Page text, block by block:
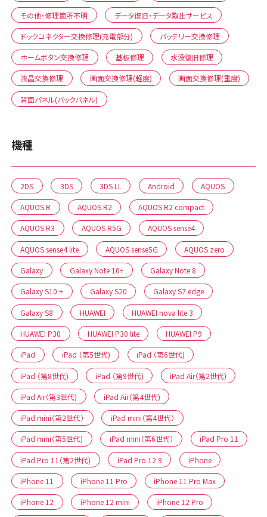
その他・修理箇所不明 データ復旧・データ取出サービス
ドックコネクター交換修理(充電部分) バッテリー交換修理
ホームボタン交換修理 基板修理 水没復旧修理
液晶交換修理 画面交換修理(軽度) 画面交換修理(重度)
背面パネル(バックパネル)
機種
2DS 3DS 3DS LL Android AQUOS
AQUOS R AQUOS R2 AQUOS R2 compact
AQUOS R3 AQUOS R5G AQUOS sense4
AQUOS sense4 lite AQUOS sense5G AQUOS zero
Galaxy Galaxy Note 10+ Galaxy Note 8
Galaxy S10 + Galaxy S20 Galaxy S7 edge
Galaxy S8 HUAWEI HUAWEI nova lite 3
HUAWEI P30 HUAWEI P30 lite HUAWEI P9
iPad iPad （第5世代) iPad （第6世代)
iPad （第8世代) iPad （第9世代) iPad Air（第2世代)
iPad Air（第3世代) iPad Air（第4世代)
iPad mini（第2世代） iPad mini（第4世代）
iPad mini（第5世代) iPad mini（第6世代） iPad Pro 11
iPad Pro 11（第2世代) iPad Pro 12.9 iPhone
iPhone 11 iPhone 11 Pro iPhone 11 Pro Max
iPhone 12 iPhone 12 mini iPhone 12 Pro